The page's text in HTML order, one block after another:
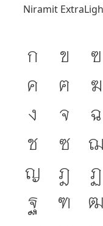
Niramit
ก ข
ฃ
ค
ฅ
ฆ
ง
จ
ฉ
ช
ซ
ฌ
ญ
ฎ
ฏ
ฐ
ฑ
ฒ